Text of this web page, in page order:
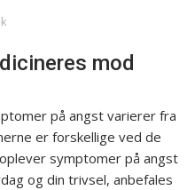
mod
på angst varierer fra
er forskellige ved de
symptomer på angst
og din trivsel, anbefales